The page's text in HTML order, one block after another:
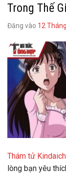
Trong Thế
Đăng vào 12
Thám tử
lòng bạn yêu